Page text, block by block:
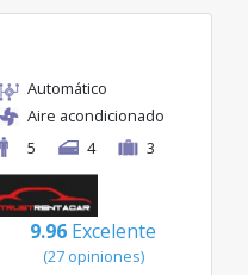
Automático
Aire acondicionado
5
4 3
9.96 Excelente
(27 opiniones)